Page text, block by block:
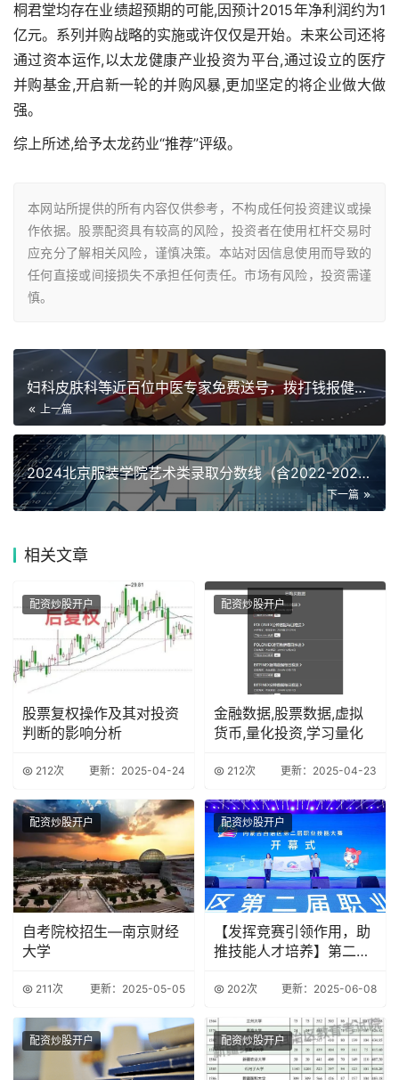
桐君堂均存在业绩超预期的可能,因预计2015年净利润约为1
亿元。系列并购战略的实施或许仅仅是开始。未来公司还将
通过资本运作,以太龙健康产业投资为平台,通过设立的医疗
并购基金,开启新一轮的并购风暴,更加坚定的将企业做大做
强。
综上所述,给予太龙药业“推荐”评级。
本网站所提供的所有内容仅供参考，不构成任何投资建议或操
作依据。股票配资具有较高的风险，投资者在使用杠杆交易时
应充分了解相关风险，谨慎决策。本站对因信息使用而导致的
任何直接或间接损失不承担任何责任。市场有风险，投资需谨
慎。
妇科皮肤科等近百位中医专家免费送号，拨打钱报健康热线0571
上一篇
2024北京服装学院艺术类录取分数线（含2022-2023历
下一篇
相关文章
配资炒股开户
股票复权操作及其对投资
判断的影响分析
212次 更新：2025-04-24
配资炒股开户
金融数据,股票数据,虚拟
货币,量化投资,学习量化
212次 更新：2025-04-23
配资炒股开户
自考院校招生—南京财经
大学
211次 更新：2025-05-05
配资炒股开户
【发挥竞赛引领作用，助
推技能人才培养】第二届
202次 更新：2025-06-08
配资炒股开户 配资炒股开户